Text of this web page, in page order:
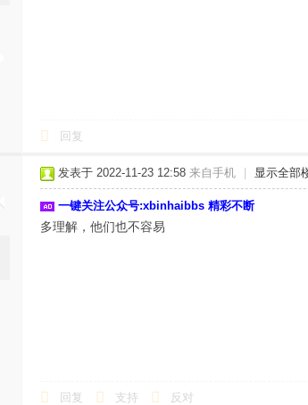
回复
发表于 2022-11-23 12:58 来自手机 显示全部
一键关注公众号:xbinhaibbs 精彩不断
多理解，他们也不容易
回复 支持 反对